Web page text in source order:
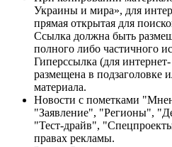
Украины и мира», для
прямая открытая для
Ссылка должна быть
полного либо частичного
Гиперссылка (для
размещена в подзаголовке
материала.
Новости с пометками
"Заявление", "Регионы",
"Тест-драйв",
правах рекламы.